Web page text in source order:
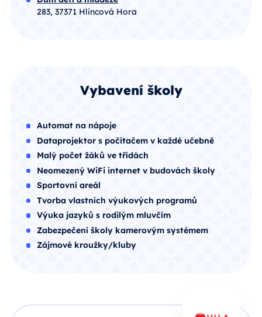
283, 37371 Hlincová Hora
Vybavení školy
Automat na nápoje
Dataprojektor s počítačem v každé učebně
Malý počet žáků ve třídách
Neomezený WiFi internet v budovách školy
Sportovní areál
Tvorba vlastních výukových programů
Výuka jazyků s rodilým mluvčím
Zabezpečení školy kamerovým systémem
Zájmové kroužky/kluby